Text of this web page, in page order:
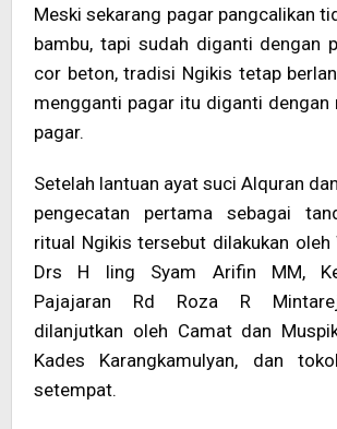
Meski sekarang pagar pangcalikan
bambu, tapi sudah diganti dengan
cor beton, tradisi Ngikis tetap
mengganti pagar itu diganti
pagar.
Setelah lantuan ayat suci Alquran
pengecatan pertama sebagai
ritual Ngikis tersebut dilakukan oleh
Drs H Iing Syam Arifin MM,
Pajajaran Rd Roza R
dilanjutkan oleh Camat dan
Kades Karangkamulyan, dan
setempat.